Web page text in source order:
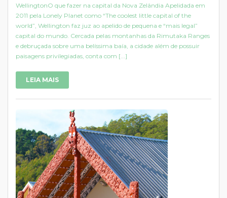
WellingtonO que fazer na capital da Nova Zelândia Apelidada em
2011 pela Lonely Planet como “The coolest little capital of the
world”, Wellington faz juz ao apelido de pequena e “mais legal”
capital do mundo. Cercada pelas montanhas da Rimutaka Ranges
e debruçada sobre uma belíssima baía, a cidade além de possuir
paisagens privilegiadas, conta com [...]
LEIA MAIS